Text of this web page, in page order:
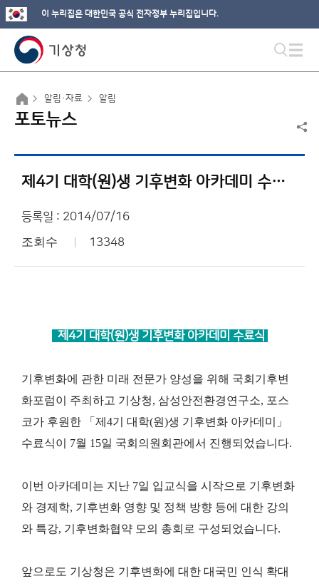
이 누리집은 대한민국 공식 전자정부 누리집입니다.
알림·자료 알림
포토뉴스
제4기 대학(원)생 기후변화 아카데미 수료식
등록일 : 2014/07/16
조회수 13348
제4기 대학(원)생 기후변화 아카데미 수료식
기후변화에 관한 미래 전문가 양성을 위해 국회기후변
화포럼이 주최하고 기상청, 삼성안전환경연구소, 포스
코가 후원한 「제4기 대학(원)생 기후변화 아카데미」
수료식이 7월 15일 국회의원회관에서 진행되었습니다.
이번 아카데미는 지난 7일 입교식을 시작으로 기후변화
와 경제학, 기후변화 영향 및 정책 방향 등에 대한 강의
와 특강, 기후변 화협약 모의 총회로 구성되었습니다.
앞으로도 기상청은 기후변화에 대한 대국민 인식 확대